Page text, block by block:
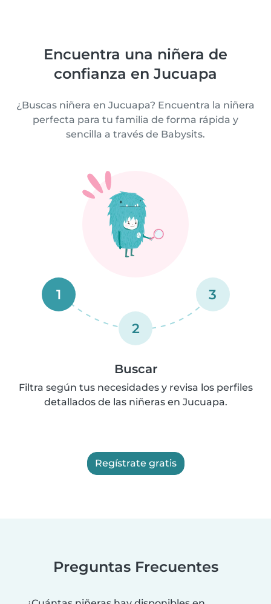
Encuentra una niñera de
confianza en Jucuapa
¿Buscas niñera en Jucuapa? Encuentra la niñera
perfecta para tu familia de forma rápida y
sencilla a través de Babysits.
1
2
3
Buscar
Filtra según tus necesidades y revisa los perfiles
detallados de las niñeras en Jucuapa.
Regístrate gratis
Preguntas Frecuentes